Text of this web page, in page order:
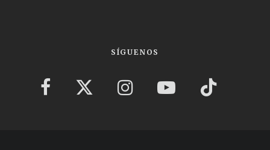
SÍGUENOS